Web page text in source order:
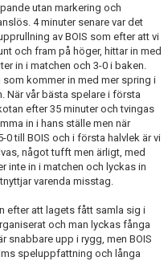
utan markering och
4 minuter senare var det
av BOIS som efter att vi
och fram på höger, hittar in med
in i matchen och 3-0 i baken.
kommer in med mer spring i
När vår bästa spelare i första
efter 35 minuter och tvingas
in i hans ställe men när
till BOIS och i första halvlek är vi
något tufft men ärligt, med
inte in i matchen och lyckas in
varenda misstag.
efter att lagets fått samla sig i
och man lyckas fånga
snabbare upp i rygg, men BOIS
speluppfattning och långa